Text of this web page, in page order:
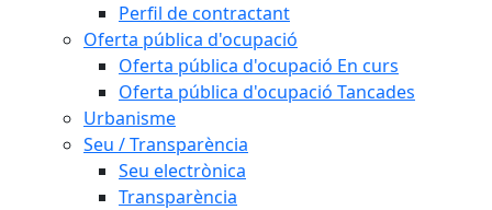
Perfil de contractant
Oferta pública d'ocupació
Oferta pública d'ocupació En curs
Oferta pública d'ocupació Tancades
Urbanisme
Seu / Transparència
Seu electrònica
Transparència